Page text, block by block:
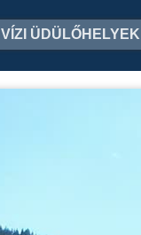
VÍZI ÜDÜLŐHELYEK